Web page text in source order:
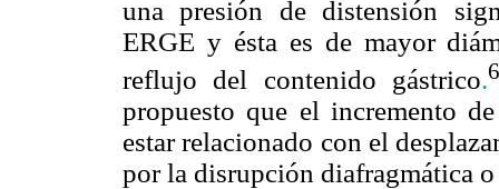
una presión de distensión
ERGE y ésta es de mayor
reflujo del contenido gástrico.
propuesto que el incremento
estar relacionado con el
por la disrupción diafragmática